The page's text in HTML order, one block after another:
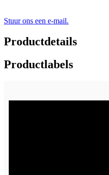
Stuur ons een e-mail.
Productdetails
Productlabels